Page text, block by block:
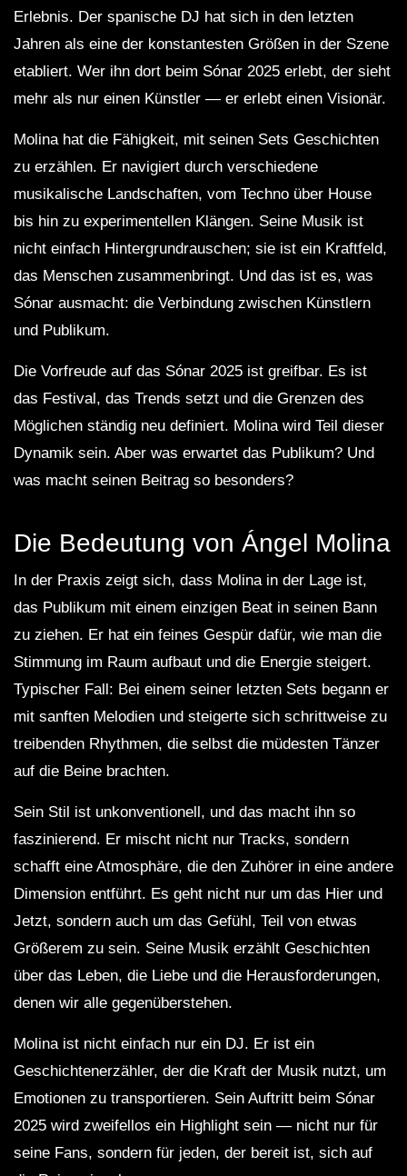
Erlebnis. Der spanische DJ hat sich in den letzten
Jahren als eine der konstantesten Größen in der Szene
etabliert. Wer ihn dort beim Sónar 2025 erlebt, der sieht
mehr als nur einen Künstler — er erlebt einen Visionär.
Molina hat die Fähigkeit, mit seinen Sets Geschichten
zu erzählen. Er navigiert durch verschiedene
musikalische Landschaften, vom Techno über House
bis hin zu experimentellen Klängen. Seine Musik ist
nicht einfach Hintergrundrauschen; sie ist ein Kraftfeld,
das Menschen zusammenbringt. Und das ist es, was
Sónar ausmacht: die Verbindung zwischen Künstlern
und Publikum.
Die Vorfreude auf das Sónar 2025 ist greifbar. Es ist
das Festival, das Trends setzt und die Grenzen des
Möglichen ständig neu definiert. Molina wird Teil dieser
Dynamik sein. Aber was erwartet das Publikum? Und
was macht seinen Beitrag so besonders?
Die Bedeutung von Ángel Molina
In der Praxis zeigt sich, dass Molina in der Lage ist,
das Publikum mit einem einzigen Beat in seinen Bann
zu ziehen. Er hat ein feines Gespür dafür, wie man die
Stimmung im Raum aufbaut und die Energie steigert.
Typischer Fall: Bei einem seiner letzten Sets begann er
mit sanften Melodien und steigerte sich schrittweise zu
treibenden Rhythmen, die selbst die müdesten Tänzer
auf die Beine brachten.
Sein Stil ist unkonventionell, und das macht ihn so
faszinierend. Er mischt nicht nur Tracks, sondern
schafft eine Atmosphäre, die den Zuhörer in eine andere
Dimension entführt. Es geht nicht nur um das Hier und
Jetzt, sondern auch um das Gefühl, Teil von etwas
Größerem zu sein. Seine Musik erzählt Geschichten
über das Leben, die Liebe und die Herausforderungen,
denen wir alle gegenüberstehen.
Molina ist nicht einfach nur ein DJ. Er ist ein
Geschichtenerzähler, der die Kraft der Musik nutzt, um
Emotionen zu transportieren. Sein Auftritt beim Sónar
2025 wird zweifellos ein Highlight sein — nicht nur für
seine Fans, sondern für jeden, der bereit ist, sich auf